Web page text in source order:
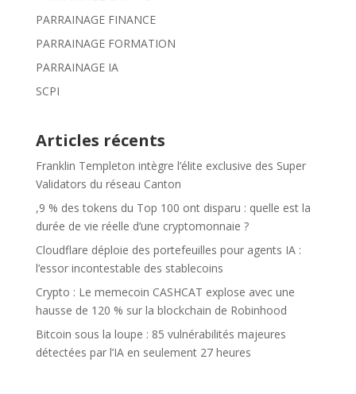
PARRAINAGE FINANCE
PARRAINAGE FORMATION
PARRAINAGE IA
SCPI
Articles récents
Franklin Templeton intègre l’élite exclusive des Super
Validators du réseau Canton
,9 % des tokens du Top 100 ont disparu : quelle est la
durée de vie réelle d’une cryptomonnaie ?
Cloudflare déploie des portefeuilles pour agents IA :
l’essor incontestable des stablecoins
Crypto : Le memecoin CASHCAT explose avec une
hausse de 120 % sur la blockchain de Robinhood
Bitcoin sous la loupe : 85 vulnérabilités majeures
détectées par l’IA en seulement 27 heures